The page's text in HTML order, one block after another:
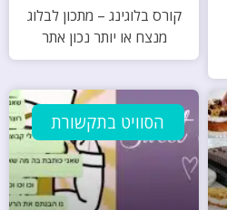
קורס בלוגינג – מתכון לבלוג
מנצח או יותר נכון אתר
הסוויט בתקשורת